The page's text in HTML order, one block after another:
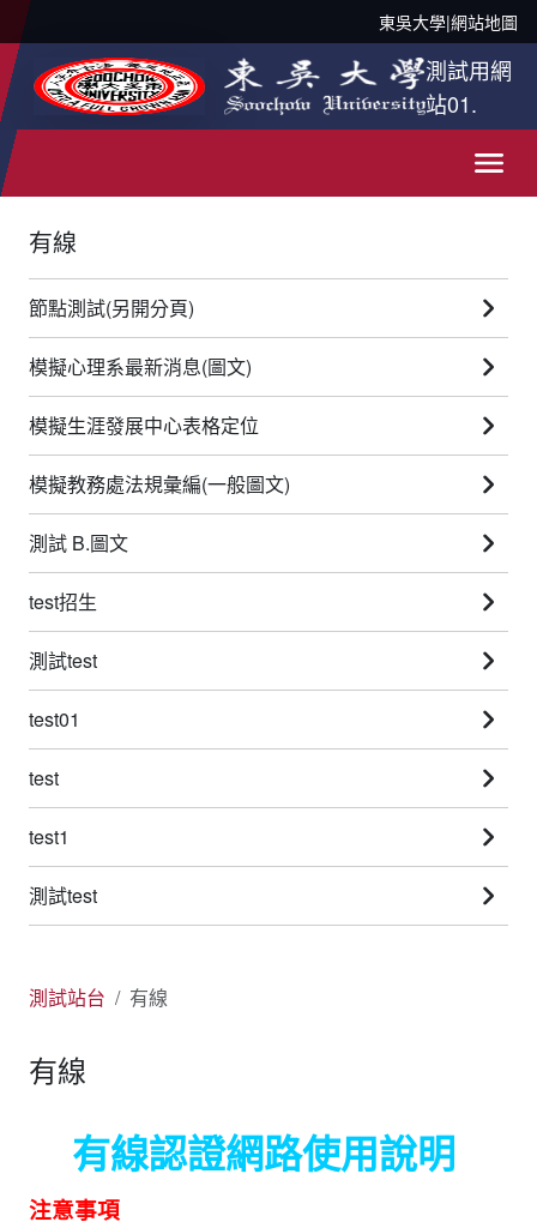
東吳大學|網站地圖
測試用網
站01.
有線
節點測試(另開分頁)
模擬心理系最新消息(圖文)
模擬生涯發展中心表格定位
模擬教務處法規彙編(一般圖文)
測試 B.圖文
test招生
測試test
test01
test
test1
測試test
測試站台 有線
有線
有線認證網路使用說明
注意事項